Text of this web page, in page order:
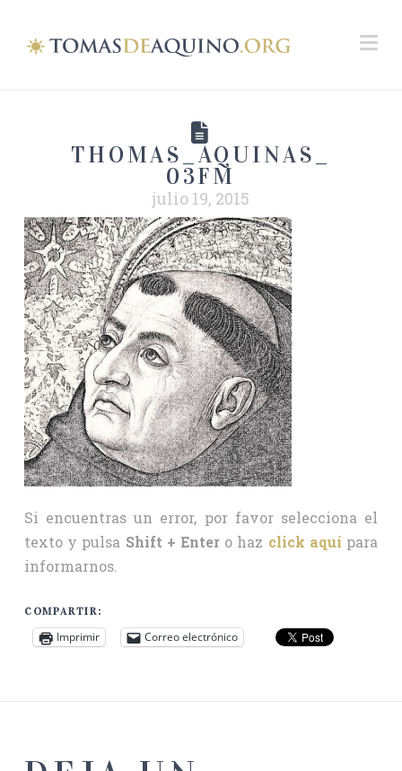
THOMAS_AQUINAS_
03FM
julio 19, 2015
Si encuentras un error, por favor selecciona el
texto y pulsa Shift + Enter o haz click aquí para
informarnos.
COMPARTIR:
Imprimir Correo electrónico